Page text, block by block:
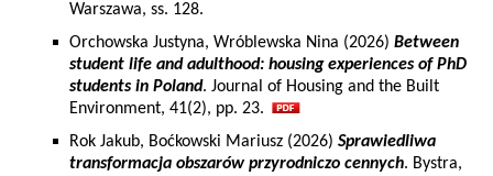
Warszawa, ss. 128.
Orchowska Justyna, Wróblewska Nina (2026) Between
student life and adulthood: housing experiences of PhD
students in Poland. Journal of Housing and the Built
Environment, 41(2), pp. 23.
Rok Jakub, Boćkowski Mariusz (2026) Sprawiedliwa
transformacja obszarów przyrodniczo cennych. Bystra,